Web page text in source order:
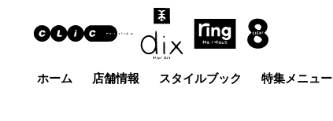
ホーム 店舗情報 スタイルブック 特集メニュー